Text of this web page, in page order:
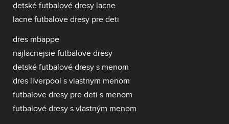
detské futbalové dresy lacne
lacne futbalove dresy pre deti
dres mbappe
najlacnejsie futbalove dresy
detské futbalové dresy s menom
dres liverpool s vlastnym menom
futbalove dresy pre deti s menom
futbalové dresy s vlastným menom